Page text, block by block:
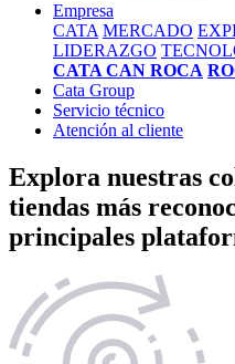
Empresa
CATA MERCADO
LIDERAZGO
CATA CAN ROCA
Cata Group
Servicio técnico
Atención al cliente
Explora nuestras
tiendas más
principales